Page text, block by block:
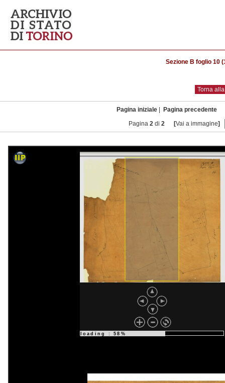
Sezione B foglio 10
Torna
Pagina iniziale
Pagina precedente
Pagina 2 di 2 [Vai a immagine]
loading : 58%